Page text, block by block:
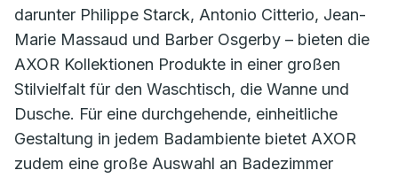
darunter Philippe Starck, Antonio Citterio, Jean-
Marie Massaud und Barber Osgerby – bieten die
AXOR Kollektionen Produkte in einer großen
Stilvielfalt für den Waschtisch, die Wanne und
Dusche. Für eine durchgehende, einheitliche
Gestaltung in jedem Badambiente bietet AXOR
zudem eine große Auswahl an Badezimmer